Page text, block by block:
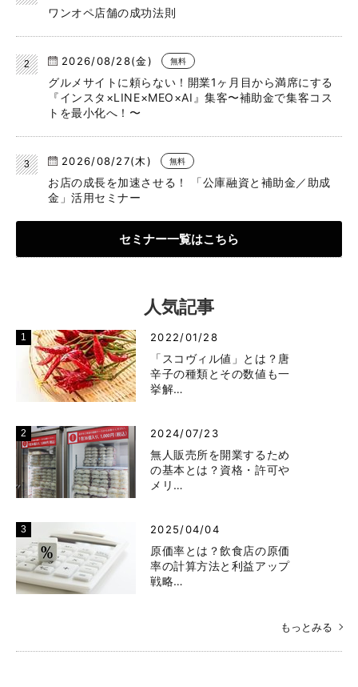
ワンオペ店舗の成功法則
2026/08/28(金) 無料
グルメサイトに頼らない！開業1ヶ月目から満席にする
『インスタ×LINE×MEO×AI』集客〜補助金で集客コス
トを最小化へ！〜
2026/08/27(木) 無料
お店の成長を加速させる！ 「公庫融資と補助金／助成
金」活用セミナー
セミナー一覧はこちら
人気記事
2022/01/28
「スコヴィル値」とは？唐
辛子の種類とその数値も一
挙解…
2024/07/23
無人販売所を開業するため
の基本とは？資格・許可や
メリ…
2025/04/04
原価率とは？飲食店の原価
率の計算方法と利益アップ
戦略…
もっとみる